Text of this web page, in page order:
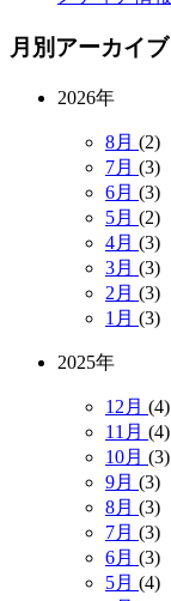
月別アーカイブ
2026年
8月 (2)
7月 (3)
6月 (3)
5月 (2)
4月 (3)
3月 (3)
2月 (3)
1月 (3)
2025年
12月 (4)
11月 (4)
10月 (3)
9月 (3)
8月 (3)
7月 (3)
6月 (3)
5月 (4)